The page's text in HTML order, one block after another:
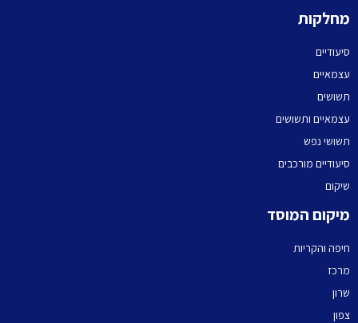
מחלקות
סיעודיים
עצמאיים
תשושים
עצמאיים ותשושים
תשושי נפש
סיעודיים מורכבים
שיקום
מיקום המוסד
חיפה והקריות
מרכז
שרון
צפון